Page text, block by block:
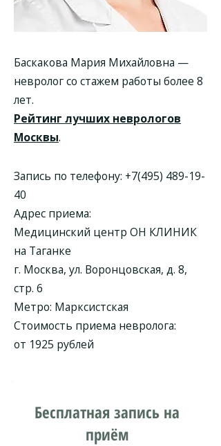
Баскакова Мария Михайловна —
невролог со стажем работы более 8
лет.
Рейтинг лучших неврологов
Москвы.
Запись по телефону: +7(495) 489-19-
40
Адрес приема:
Медицинский центр ОН КЛИНИК
на Таганке
г. Москва, ул. Воронцовская, д. 8,
стр. 6
Метро: Марксистская
Стоимость приема невролога:
от 1925 рублей
Бесплатная запись на
приём